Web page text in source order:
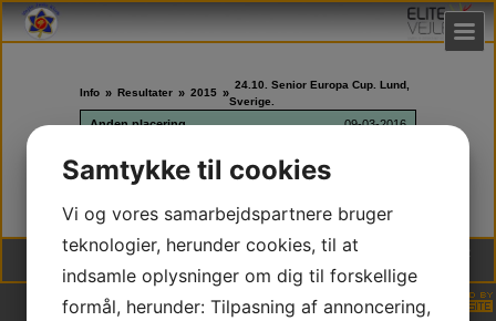
Info » Resultater » 2015 »
24.10. Senior Europa Cup. Lund,
Sverige.
Anden placering 09-03-2016
Louise Hansen -63 kg. 1 vunden og 2 tabte kampe.
Sebastian -81 kg. 2 vundne og 2 tabte kampe.
Vejle Judo Klub | DGI Huset Hal 2, Willy Sørensens Plads 5, 7100 Vejle | * CVR
30253205 * NEM konto 9347 4585930658
Samtykke til cookies
Vi og vores samarbejdspartnere bruger
teknologier, herunder cookies, til at
indsamle oplysninger om dig til forskellige
formål, herunder: Tilpasning af annoncering,